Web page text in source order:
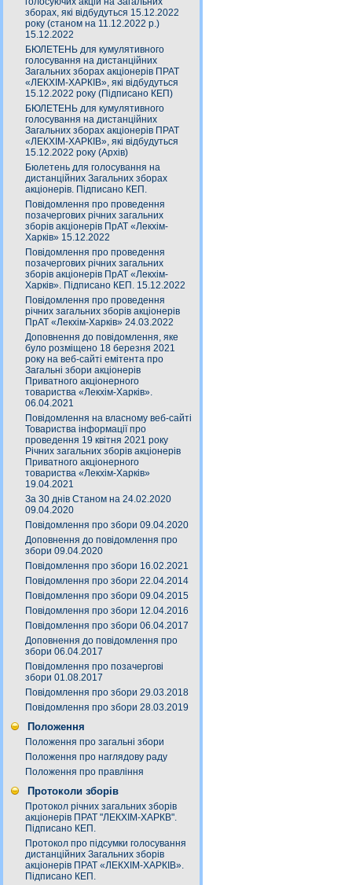
зборах, які відбудуться 15.12.2022
року (станом на 11.12.2022 р.)
15.12.2022
БЮЛЕТЕНЬ для кумулятивного
голосування на дистанційних
Загальних зборах акціонерів ПРАТ
«ЛЕКХІМ-ХАРКІВ», які відбудуться
15.12.2022 року (Підписано КЕП)
БЮЛЕТЕНЬ для кумулятивного
голосування на дистанційних
Загальних зборах акціонерів ПРАТ
«ЛЕКХІМ-ХАРКІВ», які відбудуться
15.12.2022 року (Архів)
Бюлетень для голосування на
дистанційних Загальних зборах
акціонерів. Підписано КЕП.
Повідомлення про проведення
позачергових річних загальних
зборів акціонерів ПрАТ «Лекхім-
Харків» 15.12.2022
Повідомлення про проведення
позачергових річних загальних
зборів акціонерів ПрАТ «Лекхім-
Харків». Підписано КЕП. 15.12.2022
Повідомлення про проведення
річних загальних зборів акціонерів
ПрАТ «Лекхім-Харків» 24.03.2022
Доповнення до повідомлення, яке
було розміщено 18 березня 2021
року на веб-сайті емітента про
Загальні збори акціонерів
Приватного акціонерного
товариства «Лекхім-Харків».
06.04.2021
Повідомлення на власному веб-сайті
Товариства інформації про
проведення 19 квітня 2021 року
Річних загальних зборів акціонерів
Приватного акціонерного
товариства «Лекхім-Харків»
19.04.2021
За 30 днів Станом на 24.02.2020
09.04.2020
Повідомлення про збори 09.04.2020
Доповнення до повідомлення про
збори 09.04.2020
Повідомлення про збори 16.02.2021
Повідомлення про збори 22.04.2014
Повідомлення про збори 09.04.2015
Повідомлення про збори 12.04.2016
Повідомлення про збори 06.04.2017
Доповнення до повідомлення про
збори 06.04.2017
Повідомлення про позачергові
збори 01.08.2017
Повідомлення про збори 29.03.2018
Повідомлення про збори 28.03.2019
Положення
Положення про загальні збори
Положення про наглядову раду
Положення про правління
Протоколи зборів
Протокол річних загальних зборів
акціонерів ПРАТ "ЛЕКХІМ-ХАРКВ".
Підписано КЕП.
Протокол про підсумки голосування
дистанційних Загальних зборів
акціонерів ПРАТ «ЛЕКХІМ-ХАРКІВ».
Підписано КЕП.